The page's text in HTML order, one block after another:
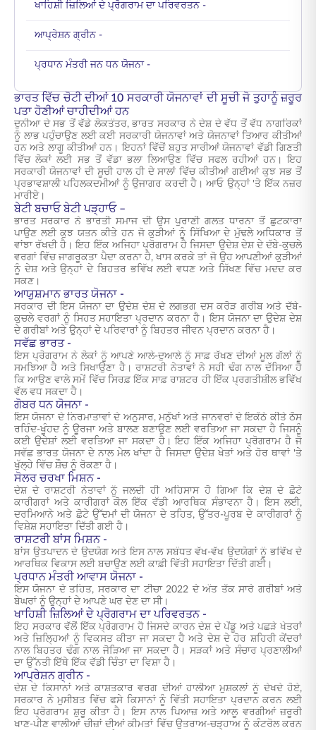
ਖਾਹਿਸ਼ੀ ਜ਼ਿਲਿਆਂ ਦੇ ਪ੍ਰੋਗਰਾਮ ਦਾ ਪਰਿਵਰਤਨ -
ਆਪ੍ਰੇਸ਼ਨ ਗ੍ਰੀਨ -
ਪ੍ਰਧਾਨ ਮੰਤਰੀ ਜਨ ਧਨ ਯੋਜਨਾ -
ਭਾਰਤ ਵਿੱਚ ਚੋਟੀ ਦੀਆਂ 10 ਸਰਕਾਰੀ ਯੋਜਨਾਵਾਂ ਦੀ ਸੂਚੀ ਜੋ ਤੁਹਾਨੂੰ ਜ਼ਰੂਰ
ਪਤਾ ਹੋਣੀਆਂ ਚਾਹੀਦੀਆਂ ਹਨ
ਦੁਨੀਆ ਦੇ ਸਭ ਤੋਂ ਵੱਡੇ ਲੋਕਤੰਤਰ, ਭਾਰਤ ਸਰਕਾਰ ਨੇ ਦੇਸ਼ ਦੇ ਵੱਧ ਤੋਂ ਵੱਧ ਨਾਗਰਿਕਾਂ
ਨੂੰ ਲਾਭ ਪਹੁੰਚਾਉਣ ਲਈ ਕਈ ਸਰਕਾਰੀ ਯੋਜਨਾਵਾਂ ਅਤੇ ਯੋਜਨਾਵਾਂ ਤਿਆਰ ਕੀਤੀਆਂ
ਹਨ ਅਤੇ ਲਾਗੂ ਕੀਤੀਆਂ ਹਨ। ਇਹਨਾਂ ਵਿੱਚੋਂ ਬਹੁਤ ਸਾਰੀਆਂ ਯੋਜਨਾਵਾਂ ਵੱਡੀ ਗਿਣਤੀ
ਵਿੱਚ ਲੋਕਾਂ ਲਈ ਸਭ ਤੋਂ ਵੱਡਾ ਭਲਾ ਲਿਆਉਣ ਵਿੱਚ ਸਫਲ ਰਹੀਆਂ ਹਨ। ਇਹ
ਸਰਕਾਰੀ ਯੋਜਨਾਵਾਂ ਦੀ ਸੂਚੀ ਹਾਲ ਹੀ ਦੇ ਸਾਲਾਂ ਵਿੱਚ ਕੀਤੀਆਂ ਗਈਆਂ ਕੁਝ ਸਭ ਤੋਂ
ਪ੍ਰਭਾਵਸ਼ਾਲੀ ਪਹਿਲਕਦਮੀਆਂ ਨੂੰ ਉਜਾਗਰ ਕਰਦੀ ਹੈ। ਆਓ ਉਨ੍ਹਾਂ 'ਤੇ ਇੱਕ ਨਜ਼ਰ
ਮਾਰੀਏ।
ਬੇਟੀ ਬਚਾਓ ਬੇਟੀ ਪੜ੍ਹਾਓ –
ਭਾਰਤ ਸਰਕਾਰ ਨੇ ਭਾਰਤੀ ਸਮਾਜ ਦੀ ਉਸ ਪੁਰਾਣੀ ਗਲਤ ਧਾਰਨਾ ਤੋਂ ਛੁਟਕਾਰਾ
ਪਾਉਣ ਲਈ ਕੁਝ ਯਤਨ ਕੀਤੇ ਹਨ ਜੋ ਕੁੜੀਆਂ ਨੂੰ ਸਿੱਖਿਆ ਦੇ ਮੁੱਢਲੇ ਅਧਿਕਾਰ ਤੋਂ
ਵਾਂਝਾ ਰੱਖਦੀ ਹੈ। ਇਹ ਇੱਕ ਅਜਿਹਾ ਪ੍ਰੋਗਰਾਮ ਹੈ ਜਿਸਦਾ ਉਦੇਸ਼ ਦੇਸ਼ ਦੇ ਦੱਬੇ-ਕੁਚਲੇ
ਵਰਗਾਂ ਵਿੱਚ ਜਾਗਰੂਕਤਾ ਪੈਦਾ ਕਰਨਾ ਹੈ, ਖਾਸ ਕਰਕੇ ਤਾਂ ਜੋ ਉਹ ਆਪਣੀਆਂ ਕੁੜੀਆਂ
ਨੂੰ ਦੇਸ਼ ਅਤੇ ਉਨ੍ਹਾਂ ਦੇ ਬਿਹਤਰ ਭਵਿੱਖ ਲਈ ਵਧਣ ਅਤੇ ਸਿੱਖਣ ਵਿੱਚ ਮਦਦ ਕਰ
ਸਕਣ।
ਆਯੁਸ਼ਮਾਨ ਭਾਰਤ ਯੋਜਨਾ -
ਸਰਕਾਰ ਦੀ ਇਸ ਯੋਜਨਾ ਦਾ ਉਦੇਸ਼ ਦੇਸ਼ ਦੇ ਲਗਭਗ ਦਸ ਕਰੋੜ ਗਰੀਬ ਅਤੇ ਦੱਬੇ-
ਕੁਚਲੇ ਵਰਗਾਂ ਨੂੰ ਸਿਹਤ ਸਹਾਇਤਾ ਪ੍ਰਦਾਨ ਕਰਨਾ ਹੈ। ਇਸ ਯੋਜਨਾ ਦਾ ਉਦੇਸ਼ ਦੇਸ਼
ਦੇ ਗਰੀਬਾਂ ਅਤੇ ਉਨ੍ਹਾਂ ਦੇ ਪਰਿਵਾਰਾਂ ਨੂੰ ਬਿਹਤਰ ਜੀਵਨ ਪ੍ਰਦਾਨ ਕਰਨਾ ਹੈ।
ਸਵੱਛ ਭਾਰਤ -
ਇਸ ਪ੍ਰੋਗਰਾਮ ਨੇ ਲੋਕਾਂ ਨੂੰ ਆਪਣੇ ਆਲੇ-ਦੁਆਲੇ ਨੂੰ ਸਾਫ਼ ਰੱਖਣ ਦੀਆਂ ਮੂਲ ਗੱਲਾਂ ਨੂੰ
ਸਮਝਿਆ ਹੈ ਅਤੇ ਸਿਖਾਉਣਾ ਹੈ। ਰਾਸ਼ਟਰੀ ਨੇਤਾਵਾਂ ਨੇ ਸਹੀ ਢੰਗ ਨਾਲ ਦੱਸਿਆ ਹੈ
ਕਿ ਆਉਣ ਵਾਲੇ ਸਮੇਂ ਵਿੱਚ ਸਿਰਫ਼ ਇੱਕ ਸਾਫ਼ ਰਾਸ਼ਟਰ ਹੀ ਇੱਕ ਪ੍ਰਗਤੀਸ਼ੀਲ ਭਵਿੱਖ
ਵੱਲ ਵਧ ਸਕਦਾ ਹੈ।
ਗੋਬਰ ਧਨ ਯੋਜਨਾ -
ਇਸ ਯੋਜਨਾ ਦੇ ਨਿਰਮਾਤਾਵਾਂ ਦੇ ਅਨੁਸਾਰ, ਮਨੁੱਖਾਂ ਅਤੇ ਜਾਨਵਰਾਂ ਦੇ ਇਕੱਠੇ ਕੀਤੇ ਠੋਸ
ਰਹਿੰਦ-ਖੂੰਹਦ ਨੂੰ ਊਰਜਾ ਅਤੇ ਬਾਲਣ ਬਣਾਉਣ ਲਈ ਵਰਤਿਆ ਜਾ ਸਕਦਾ ਹੈ ਜਿਸਨੂੰ
ਕਈ ਉਦੇਸ਼ਾਂ ਲਈ ਵਰਤਿਆ ਜਾ ਸਕਦਾ ਹੈ। ਇਹ ਇੱਕ ਅਜਿਹਾ ਪ੍ਰੋਗਰਾਮ ਹੈ ਜੋ
ਸਵੱਛ ਭਾਰਤ ਯੋਜਨਾ ਦੇ ਨਾਲ ਮੇਲ ਖਾਂਦਾ ਹੈ ਜਿਸਦਾ ਉਦੇਸ਼ ਖੇਤਾਂ ਅਤੇ ਹੋਰ ਥਾਵਾਂ 'ਤੇ
ਖੁੱਲ੍ਹੇ ਵਿੱਚ ਸ਼ੌਚ ਨੂੰ ਰੋਕਣਾ ਹੈ।
ਸੋਲਰ ਚਰਖਾ ਮਿਸ਼ਨ -
ਦੇਸ਼ ਦੇ ਰਾਸ਼ਟਰੀ ਨੇਤਾਵਾਂ ਨੂੰ ਜਲਦੀ ਹੀ ਅਹਿਸਾਸ ਹੋ ਗਿਆ ਕਿ ਦੇਸ਼ ਦੇ ਛੋਟੇ
ਕਾਰੀਗਰਾਂ ਅਤੇ ਕਾਰੀਗਰਾਂ ਕੋਲ ਇੱਕ ਵੱਡੀ ਆਰਥਿਕ ਸੰਭਾਵਨਾ ਹੈ। ਇਸ ਲਈ,
ਦਰਮਿਆਨੇ ਅਤੇ ਛੋਟੇ ਉੱਦਮਾਂ ਦੀ ਯੋਜਨਾ ਦੇ ਤਹਿਤ, ਉੱਤਰ-ਪੂਰਬ ਦੇ ਕਾਰੀਗਰਾਂ ਨੂੰ
ਵਿਸ਼ੇਸ਼ ਸਹਾਇਤਾ ਦਿੱਤੀ ਗਈ ਹੈ।
ਰਾਸ਼ਟਰੀ ਬਾਂਸ ਮਿਸ਼ਨ -
ਬਾਂਸ ਉਤਪਾਦਨ ਦੇ ਉਦਯੋਗ ਅਤੇ ਇਸ ਨਾਲ ਸਬੰਧਤ ਵੱਖ-ਵੱਖ ਉਦਯੋਗਾਂ ਨੂੰ ਭਵਿੱਖ ਦੇ
ਆਰਥਿਕ ਵਿਕਾਸ ਲਈ ਬਚਾਉਣ ਲਈ ਕਾਫ਼ੀ ਵਿੱਤੀ ਸਹਾਇਤਾ ਦਿੱਤੀ ਗਈ।
ਪ੍ਰਧਾਨ ਮੰਤਰੀ ਆਵਾਸ ਯੋਜਨਾ -
ਇਸ ਯੋਜਨਾ ਦੇ ਤਹਿਤ, ਸਰਕਾਰ ਦਾ ਟੀਚਾ 2022 ਦੇ ਅੰਤ ਤੱਕ ਸਾਰੇ ਗਰੀਬਾਂ ਅਤੇ
ਬੇਘਰਾਂ ਨੂੰ ਉਨ੍ਹਾਂ ਦੇ ਆਪਣੇ ਘਰ ਦੇਣ ਦਾ ਸੀ।
ਖਾਹਿਸ਼ੀ ਜ਼ਿਲਿਆਂ ਦੇ ਪ੍ਰੋਗਰਾਮ ਦਾ ਪਰਿਵਰਤਨ -
ਇਹ ਸਰਕਾਰ ਵੱਲੋਂ ਇੱਕ ਪ੍ਰੋਗਰਾਮ ਹੈ ਜਿਸਦੇ ਕਾਰਨ ਦੇਸ਼ ਦੇ ਪੇਂਡੂ ਅਤੇ ਪਛੜੇ ਖੇਤਰਾਂ
ਅਤੇ ਜ਼ਿਲ੍ਹਿਆਂ ਨੂੰ ਵਿਕਸਤ ਕੀਤਾ ਜਾ ਸਕਦਾ ਹੈ ਅਤੇ ਦੇਸ਼ ਦੇ ਹੋਰ ਸ਼ਹਿਰੀ ਕੇਂਦਰਾਂ
ਨਾਲ ਬਿਹਤਰ ਢੰਗ ਨਾਲ ਜੋੜਿਆ ਜਾ ਸਕਦਾ ਹੈ। ਸੜਕਾਂ ਅਤੇ ਸੰਚਾਰ ਪ੍ਰਣਾਲੀਆਂ
ਦਾ ਉੱਨਤੀ ਇੱਥੇ ਇੱਕ ਵੱਡੀ ਚਿੰਤਾ ਦਾ ਵਿਸ਼ਾ ਹੈ।
ਆਪ੍ਰੇਸ਼ਨ ਗ੍ਰੀਨ -
ਦੇਸ਼ ਦੇ ਕਿਸਾਨਾਂ ਅਤੇ ਕਾਸ਼ਤਕਾਰ ਵਰਗ ਦੀਆਂ ਹਾਲੀਆ ਮੁਸ਼ਕਲਾਂ ਨੂੰ ਦੇਖਦੇ ਹੋਏ,
ਸਰਕਾਰ ਨੇ ਮੁਸੀਬਤ ਵਿੱਚ ਫਸੇ ਕਿਸਾਨਾਂ ਨੂੰ ਵਿੱਤੀ ਸਹਾਇਤਾ ਪ੍ਰਦਾਨ ਕਰਨ ਲਈ
ਇਹ ਪ੍ਰੋਗਰਾਮ ਸ਼ੁਰੂ ਕੀਤਾ ਹੈ। ਇਸ ਨਾਲ ਪਿਆਜ਼ ਅਤੇ ਆਲੂ ਵਰਗੀਆਂ ਜ਼ਰੂਰੀ
ਖਾਣ-ਪੀਣ ਵਾਲੀਆਂ ਚੀਜ਼ਾਂ ਦੀਆਂ ਕੀਮਤਾਂ ਵਿੱਚ ਉਤਰਾਅ-ਚੜ੍ਹਾਅ ਨੂੰ ਕੰਟਰੋਲ ਕਰਨ